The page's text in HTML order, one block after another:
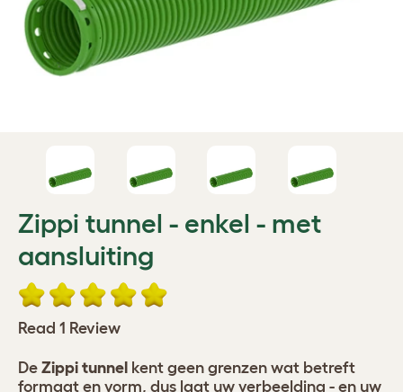
Zippi tunnel - enkel - met
aansluiting
Read 1 Review
De Zippi tunnel kent geen grenzen wat betreft
formaat en vorm, dus laat uw verbeelding - en uw